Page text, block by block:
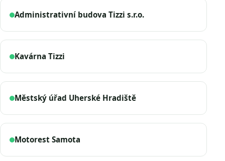
Administrativní budova Tizzi s.r.o.
Kavárna Tizzi
Městský úřad Uherské Hradiště
Motorest Samota